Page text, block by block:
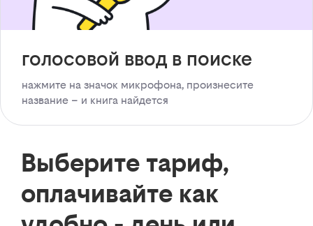
голосовой ввод в поиске
нажмите на значок микрофона, произнесите
название – и книга найдется
Выберите тариф,
оплачивайте как